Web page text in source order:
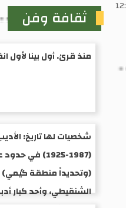
ثقافة وفن
منذ قرئ. أول بينا لأول
شخصيات لها تاريخ:
(وتحديداً منطقة گيمي)
الشنقيطي، وأحد كبار